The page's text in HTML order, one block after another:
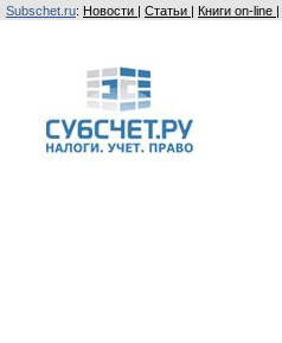
Subschet.ru: Новости | Статьи | Книги on-line |